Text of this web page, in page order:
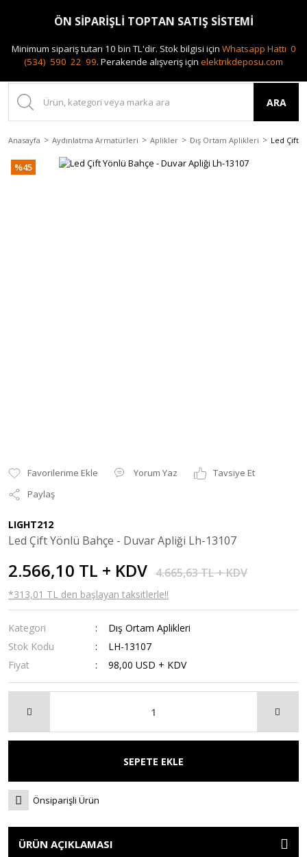
0(212) 240 87 88
ARA
Anasayfa Aydınlatma Armatürleri Aplikler Dış Ortam Aplikleri Led Çift
%45
Yorum Yaz
Tavsiye Et
Paylaş
LIGHT212
Led Çift Yönlü Bahçe - Duvar Apliği Lh-13107
2.566,10 TL + KDV 4.665,63 TL + KDV
*313,01 TL den başlayan taksitlerle!!
Kategori
Dış Ortam Aplikleri
Stok Kodu
LH-13107
Fiyat
98,00 USD + KDV
SEPETE EKLE
Önsiparişli Ürün
ÜRÜN AÇIKLAMASI
ÖN SİPARİŞLİ TOPTAN SATIŞ SİSTEMİ
Minimum sipariş tutarı 10 bin TL'dir. Stok bilgisi için Whatsapp Hattı 0
(534) 590 22 99. Perakende alışveriş için elektrikdeposu.com